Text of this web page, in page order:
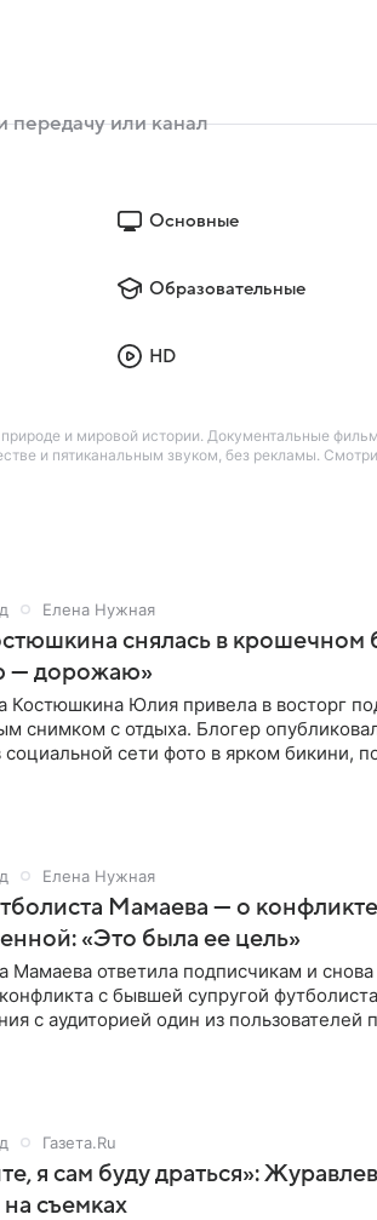
Основные
Образовательные
HD
и мировой истории. Документальные
и пятиканальным звуком, без рекламы.
Елена Нужная
снялась в крошечном
— дорожаю»
Костюшкина Юлия привела в восторг
снимком с отдыха. Блогер
социальной сети фото в ярком бикини,
Елена Нужная
Мамаева — о конфликте
«Это была ее цель»
Мамаева ответила подписчикам и снова
с бывшей супругой
с аудиторией один из пользователей
Газета.Ru
я сам буду драться»:
съемках